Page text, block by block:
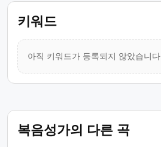
키워드
아직 키워드가 등록되지 않았습니다.
복음성가의 다른 곡